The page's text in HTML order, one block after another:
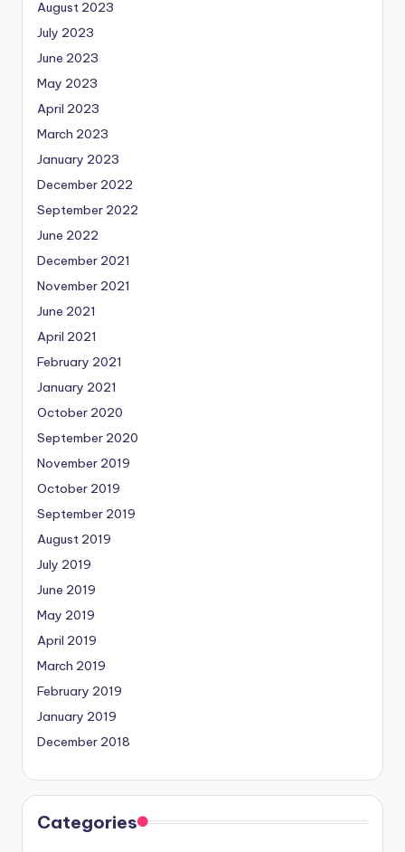
August 2023
July 2023
June 2023
May 2023
April 2023
March 2023
January 2023
December 2022
September 2022
June 2022
December 2021
November 2021
June 2021
April 2021
February 2021
January 2021
October 2020
September 2020
November 2019
October 2019
September 2019
August 2019
July 2019
June 2019
May 2019
April 2019
March 2019
February 2019
January 2019
December 2018
Categories